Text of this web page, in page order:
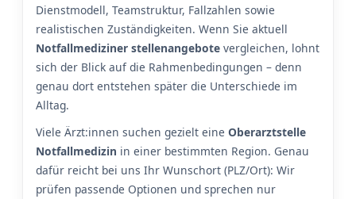
Dienstmodell, Teamstruktur, Fallzahlen sowie
realistischen Zuständigkeiten. Wenn Sie aktuell
Notfallmediziner stellenangebote vergleichen, lohnt
sich der Blick auf die Rahmenbedingungen – denn
genau dort entstehen später die Unterschiede im
Alltag.
Viele Ärzt:innen suchen gezielt eine Oberarztstelle
Notfallmedizin in einer bestimmten Region. Genau
dafür reicht bei uns Ihr Wunschort (PLZ/Ort): Wir
prüfen passende Optionen und sprechen nur